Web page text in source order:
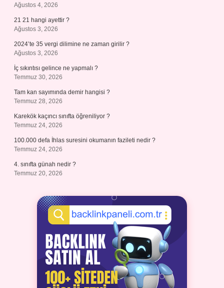
Ağustos 4, 2026
21 21 hangi ayettir ?
Ağustos 3, 2026
2024’te 35 vergi dilimine ne zaman girilir ?
Ağustos 3, 2026
İç sıkıntısı gelince ne yapmalı ?
Temmuz 30, 2026
Tam kan sayımında demir hangisi ?
Temmuz 28, 2026
Karekök kaçıncı sınıfta öğreniliyor ?
Temmuz 24, 2026
100.000 defa İhlas suresini okumanın fazileti nedir ?
Temmuz 24, 2026
4. sınıfta günah nedir ?
Temmuz 20, 2026